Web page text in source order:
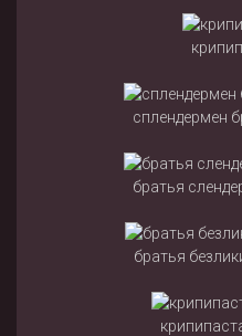
сплендермен
братья
братья